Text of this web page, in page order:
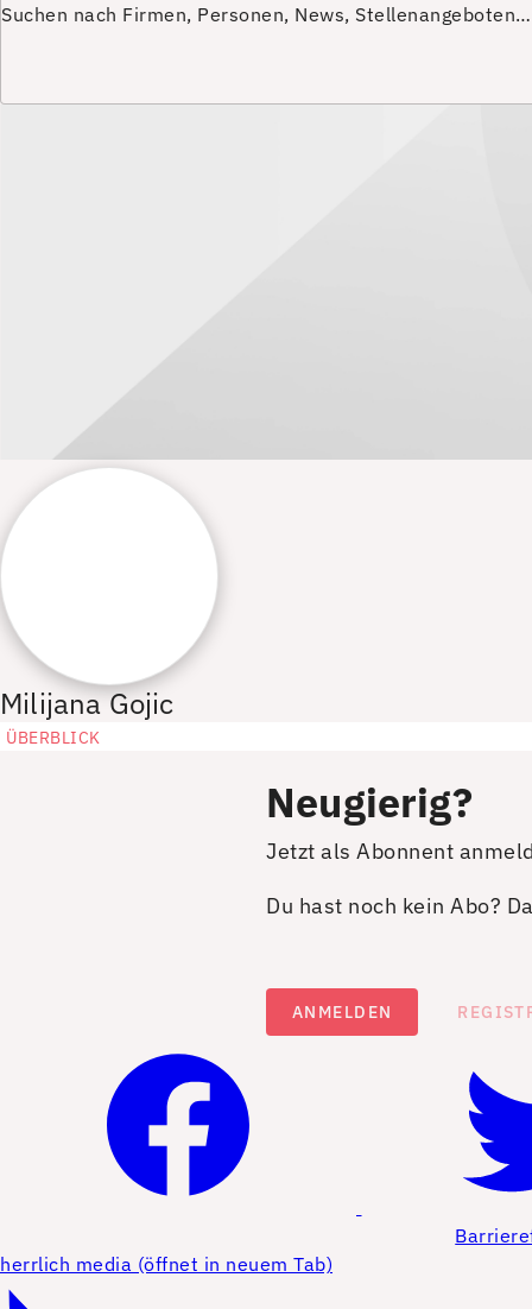
Suchen nach Firmen, Personen, News, Stellenangeboten…
Milijana Gojic
ÜBERBLICK
Neugierig?
Jetzt als Abonnent
Du hast noch kein Abo?
ANMELDEN
herrlich media (öffnet in neuem Tab)